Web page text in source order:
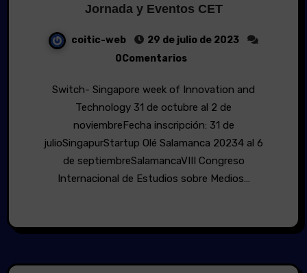
Jornada y Eventos CET
coitic-web
29 de julio de 2023
0Comentarios
Switch- Singapore week of Innovation and
Technology 31 de octubre al 2 de
noviembreFecha inscripción: 31 de
julioSingapurStartup Olé Salamanca 20234 al 6
de septiembreSalamancaVIII Congreso
Internacional de Estudios sobre Medios…